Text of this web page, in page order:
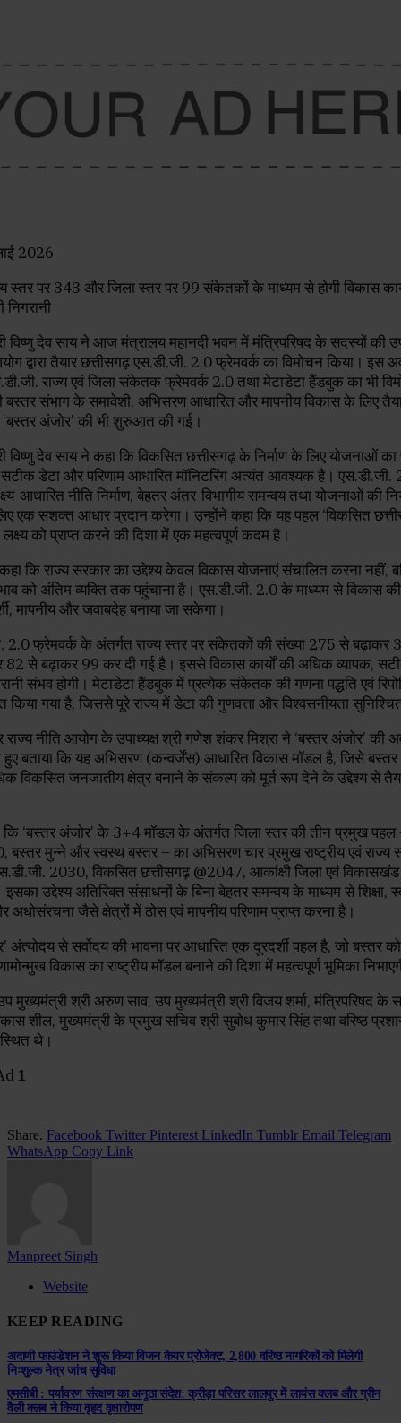
2026
विष्णु देव साय ने आज मंत्रालय महानदी भवन में मंत्रिपरिषद के सदस्यों की
द्वारा तैयार छत्तीसगढ़ एस.डी.जी. 2.0 फ्रेमवर्क का विमोचन किया। इस
राज्य एवं जिला संकेतक फ्रेमवर्क 2.0 तथा मेटाडेटा हैंडबुक का भी
बस्तर संभाग के समावेशी, अभिसरण आधारित और मापनीय विकास के लिए
अंजोर’ की भी शुरुआत की गई।
विष्णु देव साय ने कहा कि विकसित छत्तीसगढ़ के निर्माण के लिए योजनाओं का
सटीक डेटा और परिणाम आधारित मॉनिटरिंग अत्यंत आवश्यक है। एस.डी.जी.
आधारित नीति निर्माण, बेहतर अंतर-विभागीय समन्वय तथा योजनाओं की
एक सशक्त आधार प्रदान करेगा। उन्होंने कहा कि यह पहल ‘विकसित
को प्राप्त करने की दिशा में एक महत्वपूर्ण कदम है।
कि राज्य सरकार का उद्देश्य केवल विकास योजनाएं संचालित करना नहीं,
को अंतिम व्यक्ति तक पहुंचाना है। एस.डी.जी. 2.0 के माध्यम से विकास
मापनीय और जवाबदेह बनाया जा सकेगा।
2.0 फ्रेमवर्क के अंतर्गत राज्य स्तर पर संकेतकों की संख्या 275 से बढ़ाकर
82 से बढ़ाकर 99 कर दी गई है। इससे विकास कार्यों की अधिक व्यापक,
संभव होगी। मेटाडेटा हैंडबुक में प्रत्येक संकेतक की गणना पद्धति एवं
गया है, जिससे पूरे राज्य में डेटा की गुणवत्ता और विश्वसनीयता
नीति आयोग के उपाध्यक्ष श्री गणेश शंकर मिश्रा ने ‘बस्तर अंजोर’ की
बताया कि यह अभिसरण (कन्वर्जेंस) आधारित विकास मॉडल है, जिसे
विकसित जनजातीय क्षेत्र बनाने के संकल्प को मूर्त रूप देने के उद्देश्य से
कि ‘बस्तर अंजोर’ के 3+4 मॉडल के अंतर्गत जिला स्तर की तीन प्रमुख पहल
बस्तर मुन्ने और स्वस्थ बस्तर – का अभिसरण चार प्रमुख राष्ट्रीय एवं राज्य
2030, विकसित छत्तीसगढ़ @2047, आकांक्षी जिला एवं
इसका उद्देश्य अतिरिक्त संसाधनों के बिना बेहतर समन्वय के माध्यम से शिक्षा,
जैसे क्षेत्रों में ठोस एवं मापनीय परिणाम प्राप्त करना है।
अंत्योदय से सर्वोदय की भावना पर आधारित एक दूरदर्शी पहल है, जो बस्तर
विकास का राष्ट्रीय मॉडल बनाने की दिशा में महत्वपूर्ण भूमिका
मुख्यमंत्री श्री अरुण साव, उप मुख्यमंत्री श्री विजय शर्मा, मंत्रिपरिषद के
शील, मुख्यमंत्री के प्रमुख सचिव श्री सुबोध कुमार सिंह तथा वरिष्ठ
थे।
Share. Facebook Twitter Pinterest LinkedIn Tumblr Email Telegram
WhatsApp Copy Link
Manpreet Singh
Website
KEEP READING
अदाणी फाउंडेशन ने शुरू किया विजन केयर प्रोजेक्ट, 2,800 वरिष्ठ नागरिकों को मिलेगी
निःशुल्क नेत्र जांच सुविधा
एमसीबी : पर्यावरण संरक्षण का अनूठा संदेश: क्रीड़ा परिसर लालपुर में लायंस क्लब और ग्रीन
वैली क्लब ने किया वृहद वृक्षारोपण